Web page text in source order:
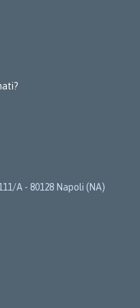
A - 80128 Napoli (NA)